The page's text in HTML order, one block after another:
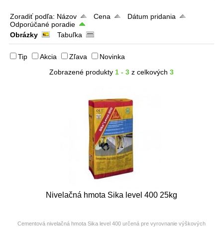
Zoradiť podľa: Názov Cena
Dátum pridania
Odporúčané poradie
Obrázky
Tabuľka
Tip Akcia Zľava
Novinka
Zobrazené produkty 1 - 3 z celkových 3
Nivelačná hmota Sika level 400 25kg
Cementová nivelačná hmota Sika level 400 určená pre vyrovnanie výškových